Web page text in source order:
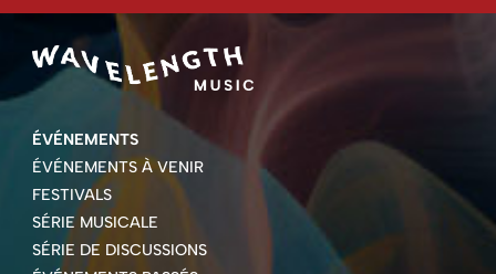
ÉVÉNEMENTS
ÉVÉNEMENTS À VENIR
FESTIVALS
SÉRIE MUSICALE
SÉRIE DE DISCUSSIONS